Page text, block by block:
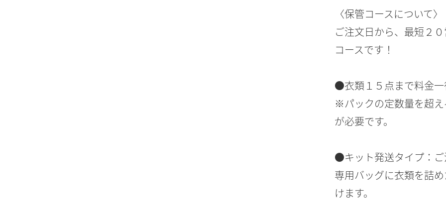
〈保管コースについて〉
ご注文日から、最短２
コースです！
●衣類１５点まで料金一
※パックの定数量を超
が必要です。
●キット発送タイプ：
専用バッグに衣類を詰
けます。